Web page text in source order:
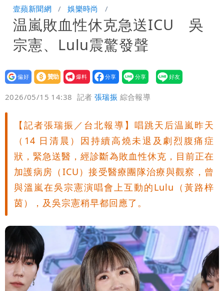
雨最大
老公外遇修復內幕！欣西亞曬牽手照「2
人身體卻僵硬」
白海豚最快下午海警！大雨襲7縣市 明
恐發陸警
蔣萬安民調只贏5％「現任優勢去哪？」
媒體人嘆：真的該緊張了
壹蘋新聞網 娛樂時尚
温嵐敗血性休克急送ICU 吳
宗憲、Lulu震驚發聲
設為
贊助
我要
爆料
2026/05/15 14:38 記者張瑞振 綜合報導
【記者張瑞振／台北報導】唱跳天后温嵐昨天
（14 日清晨）因持續高燒未退及劇烈腹痛症
狀，緊急送醫，經診斷為敗血性休克，目前正在
加護病房（ICU）接受醫療團隊治療與觀察，曾
與溫嵐在吳宗憲演唱會上互動的Lulu（黃路梓
茵），及吳宗憲稍早都回應了。